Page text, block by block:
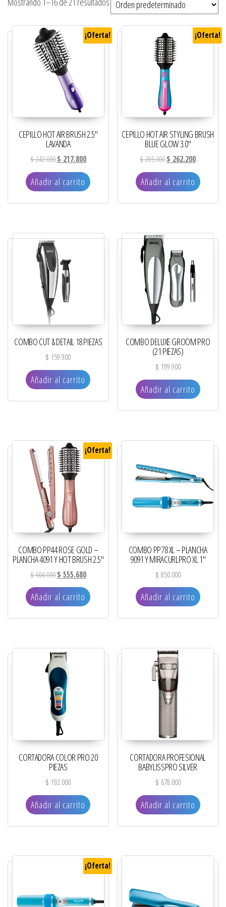
¡Oferta!
CEPILLO HOT AIR BRUSH 2.5″
LAVANDA
$242.000El precio original era: $ 242.000.
$ 217.800El precio actual es: $ 217.800.
Añadir al carrito
¡Oferta!
CEPILLO HOT AIR STYLING BRUSH
BLUE GLOW 3.0″
$285.000El precio original era:
$ 262.200El precio
Añadir al carrito
COMBO CUT & DETAIL 18 PIEZAS
$ 159.900
Añadir al carrito
COMBO DELUXE GROOM PRO
(21 PIEZAS)
$ 199.900
Añadir al carrito
¡Oferta!
COMBO PP44 ROSE GOLD –
PLANCHA 4091 Y HOT BRUSH 2.5″
$604.000El precio original era: $ 604.000.
$ 555.680El precio actual es: $ 555.680.
Añadir al carrito
COMBO PP78 XL – PLANCHA
9091 Y MIRACURLPRO XL 1″
$ 850.000
Añadir al carrito
CORTADORA COLOR PRO 20
PIEZAS
$ 192.000
Añadir al carrito
CORTADORA PROFESIONAL
BABYLISSPRO SILVER
$ 678.000
Añadir al carrito
¡Oferta!